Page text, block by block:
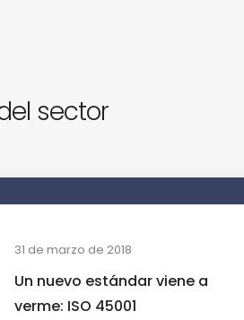
sector
31 de marzo de 2018
Un nuevo estándar viene a
verme: ISO 45001